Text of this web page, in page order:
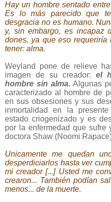
Hay un hombre sentado
Es lo más parecido que
desgracia no es humano.
y, sin embargo, es incapaz
dones, ya que eso
tener: alma.
Weyland pone de relieve
imagen de su creador: el
hombre sin alma. Algunas
caracterizado al hombre de
en sus obsesiones y sus
inmortalidad en la
estado criogenizado y es
por la enfermedad que
doctora Shaw (Noomi
Unicamente me quedan
desperdiciarlos hasta ver
mi creador [...] Usted me
crearon... También podían
menos... de la muerte.